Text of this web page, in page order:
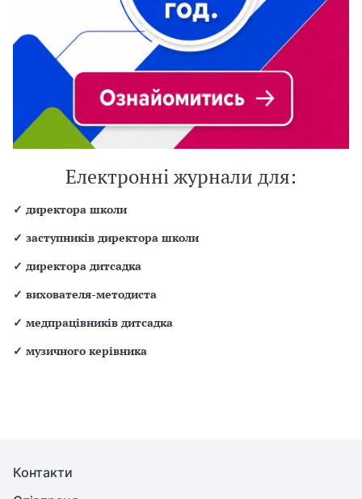
Електронні журнали для:
✓ директора школи
✓ заступників директора школи
✓ директора дитсадка
✓ вихователя-методиста
✓ медпрацівників дитсадка
✓ музичного керівника
Контакти